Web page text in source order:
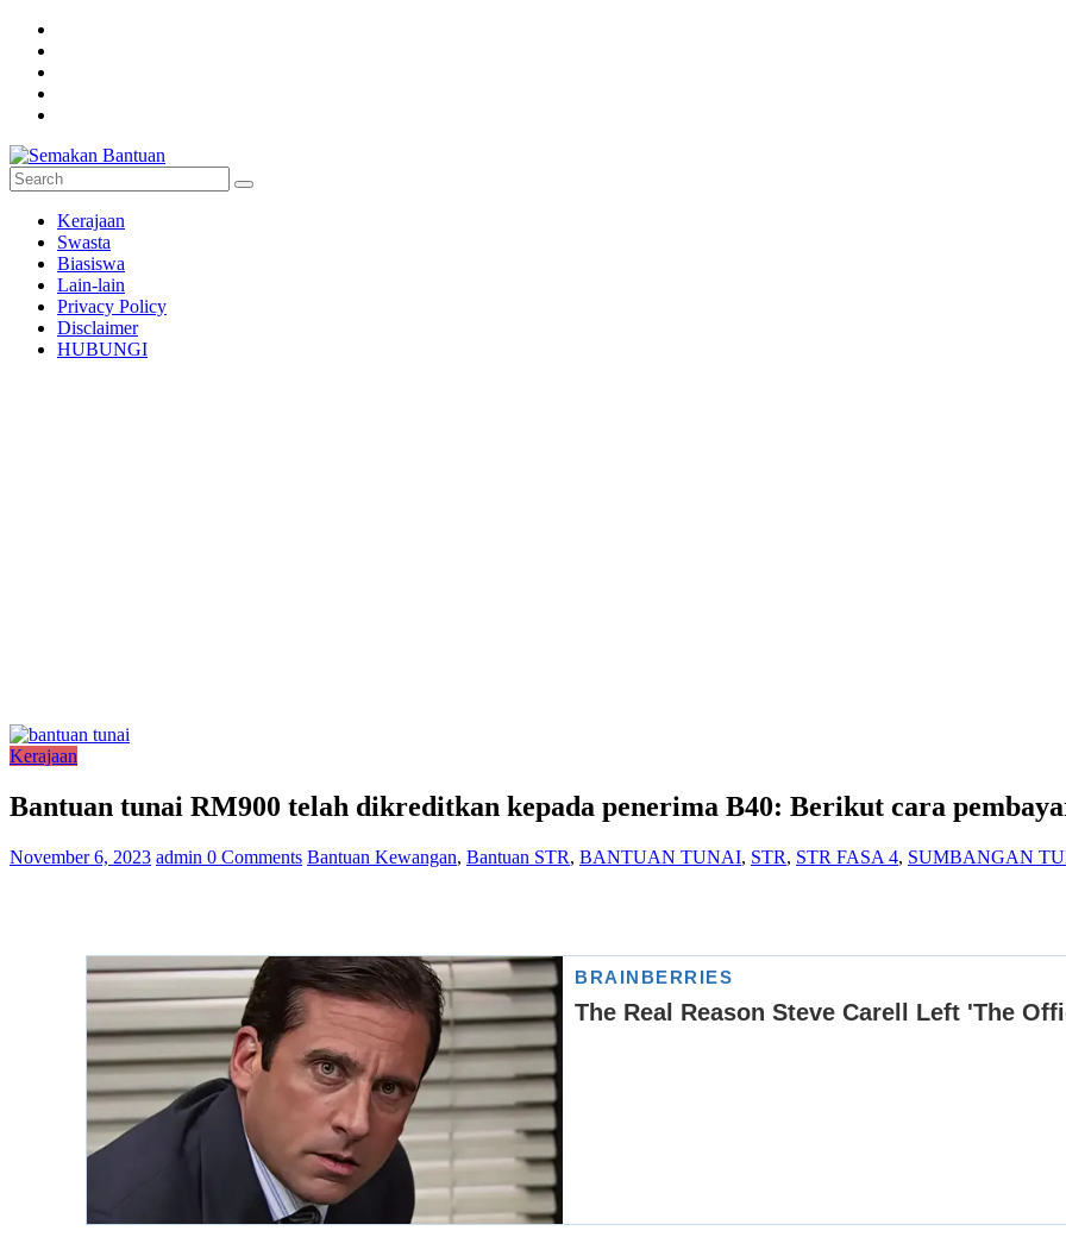
Skip
content
Semakan
Bantuan
Semakan
untuk
semua
Kerajaan
Swasta
Biasiswa
Lain-lain
Privacy Policy
Disclaimer
HUBUNGI
Kerajaan
Bantuan tunai RM900 telah dikreditkan kepada penerima B40: Berikut cara
November 6, 2023 admin 0 Comments Bantuan Kewangan, Bantuan STR, BANTUAN TUNAI, STR, STR FASA 4, SUMBANGAN